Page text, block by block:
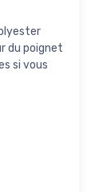
du poignet
si vous